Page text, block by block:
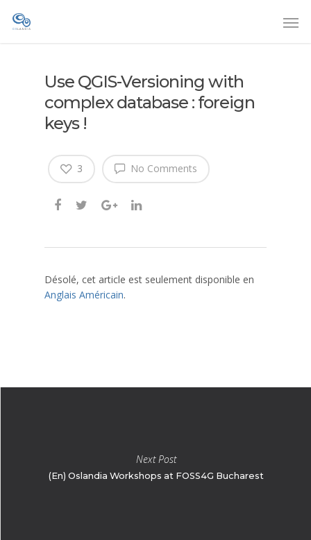
Use QGIS-Versioning with
complex database : foreign
keys !
No Comments
3
Désolé, cet article est seulement disponible en
Anglais Américain.
Next Post
(En) Oslandia Workshops at FOSS4G Bucharest